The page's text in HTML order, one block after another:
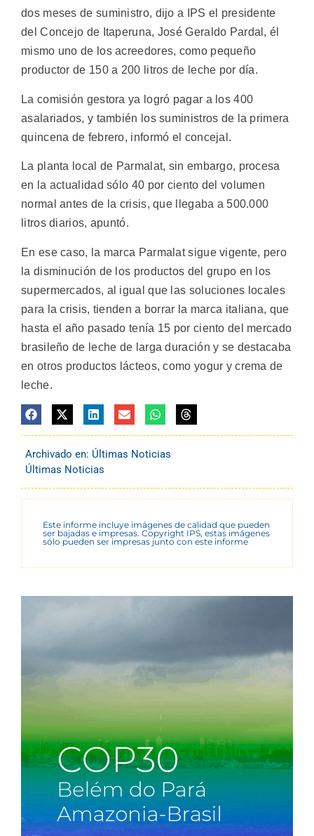
dos meses de suministro, dijo a IPS el presidente
del Concejo de Itaperuna, José Geraldo Pardal, él
mismo uno de los acreedores, como pequeño
productor de 150 a 200 litros de leche por día.
La comisión gestora ya logró pagar a los 400
asalariados, y también los suministros de la primera
quincena de febrero, informó el concejal.
La planta local de Parmalat, sin embargo, procesa
en la actualidad sólo 40 por ciento del volumen
normal antes de la crisis, que llegaba a 500.000
litros diarios, apuntó.
En ese caso, la marca Parmalat sigue vigente, pero
la disminución de los productos del grupo en los
supermercados, al igual que las soluciones locales
para la crisis, tienden a borrar la marca italiana, que
hasta el año pasado tenía 15 por ciento del mercado
brasileño de leche de larga duración y se destacaba
en otros productos lácteos, como yogur y crema de
leche.
Archivado en: Últimas Noticias
Últimas Noticias
Este informe incluye imágenes de calidad que pueden
ser bajadas e impresas. Copyright IPS, estas imágenes
sólo pueden ser impresas junto con este informe